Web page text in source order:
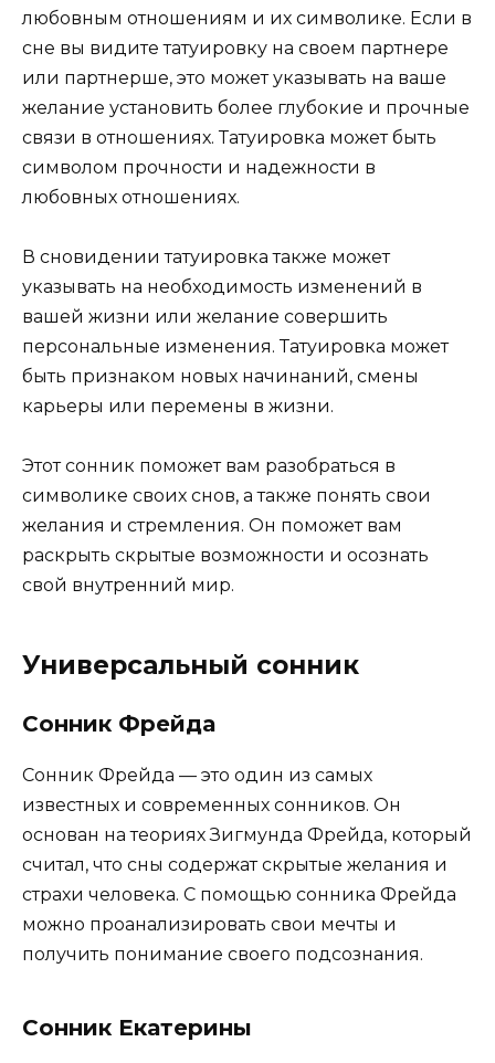
любовным отношениям и их символике. Если в
сне вы видите татуировку на своем партнере
или партнерше, это может указывать на ваше
желание установить более глубокие и прочные
связи в отношениях. Татуировка может быть
символом прочности и надежности в
любовных отношениях.
В сновидении татуировка также может
указывать на необходимость изменений в
вашей жизни или желание совершить
персональные изменения. Татуировка может
быть признаком новых начинаний, смены
карьеры или перемены в жизни.
Этот сонник поможет вам разобраться в
символике своих снов, а также понять свои
желания и стремления. Он поможет вам
раскрыть скрытые возможности и осознать
свой внутренний мир.
Универсальный сонник
Сонник Фрейда
Сонник Фрейда — это один из самых
известных и современных сонников. Он
основан на теориях Зигмунда Фрейда, который
считал, что сны содержат скрытые желания и
страхи человека. С помощью сонника Фрейда
можно проанализировать свои мечты и
получить понимание своего подсознания.
Сонник Екатерины